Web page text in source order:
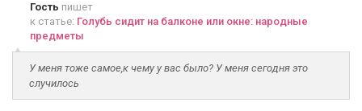
Гость пишет
к статье: Голубь сидит на балконе или окне: народные
предметы
У меня тоже самое,к чему у вас было? У меня сегодня это
случилось